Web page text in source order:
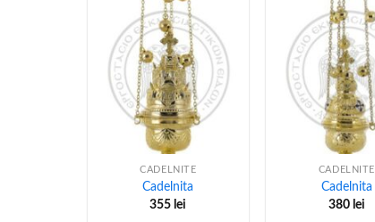
CADELNITE
Cadelnita
355 lei
CADELNITE
Cadelnita
380 lei